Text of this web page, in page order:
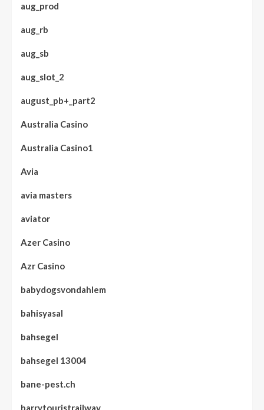
aug_prod
aug_rb
aug_sb
aug_slot_2
august_pb+_part2
Australia Casino
Australia Casino1
Avia
avia masters
aviator
Azer Casino
Azr Casino
babydogsvondahlem
bahisyasal
bahsegel
bahsegel 13004
bane-pest.ch